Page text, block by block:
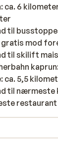
ca. 6
til
gratis mod
til skilift
ca. 5,5
til nærmeste
restaurant